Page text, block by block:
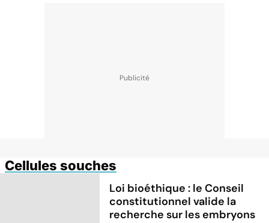
Cellules souches
Loi bioéthique : le Conseil
constitutionnel valide la
recherche sur les embryons